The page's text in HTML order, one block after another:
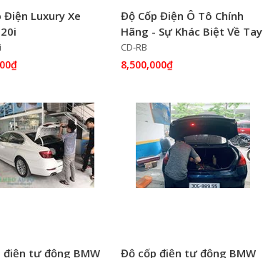
Điện Luxury Xe
Độ Cốp Điện Ô Tô Chính
Hãng - Sự Khác Biệt Về Tay
Nghề & Chất Lượng!
CD-RB
8,500,000₫
điện tự động BMW
Độ cốp điện tự động BMW